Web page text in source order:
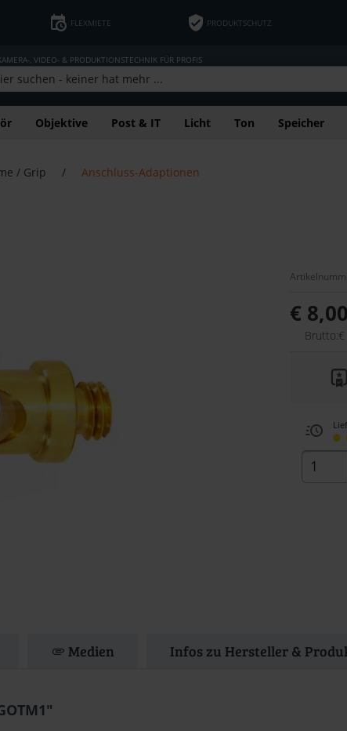
FLEXMIETE PRODUKTSCHUTZ
, VIDEO- & PRODUKTIONSTECHNIK FÜR PROFIS
Objektive Post & IT Licht Ton Speicher
/ Grip / Anschluss-Adaptionen
€ 8,00
Brutto:€
Medien Infos zu Hersteller &